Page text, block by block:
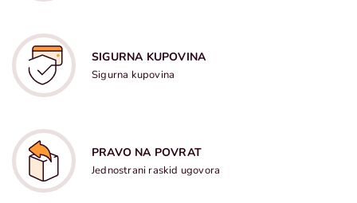
SIGURNA KUPOVINA
Sigurna kupovina
PRAVO NA POVRAT
Jednostrani raskid ugovora